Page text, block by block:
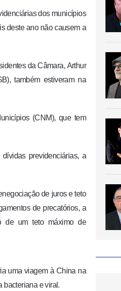
dos municípios
deste ano não causem a
da Câmara, Arthur
também estiveram na
(CNM), que tem
previdenciárias, a
de juros e teto
de precatórios, a
de um teto máximo de
uma viagem à China na
bacteriana e viral.